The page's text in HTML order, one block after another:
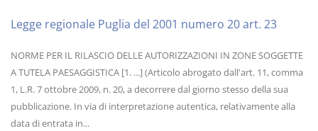
Legge regionale Puglia del 2001 numero 20 art. 23
NORME PER IL RILASCIO DELLE AUTORIZZAZIONI IN ZONE SOGGETTE
A TUTELA PAESAGGISTICA [1. ...] (Articolo abrogato dall'art. 11, comma
1, L.R. 7 ottobre 2009, n. 20, a decorrere dal giorno stesso della sua
pubblicazione. In via di interpretazione autentica, relativamente alla
data di entrata in...